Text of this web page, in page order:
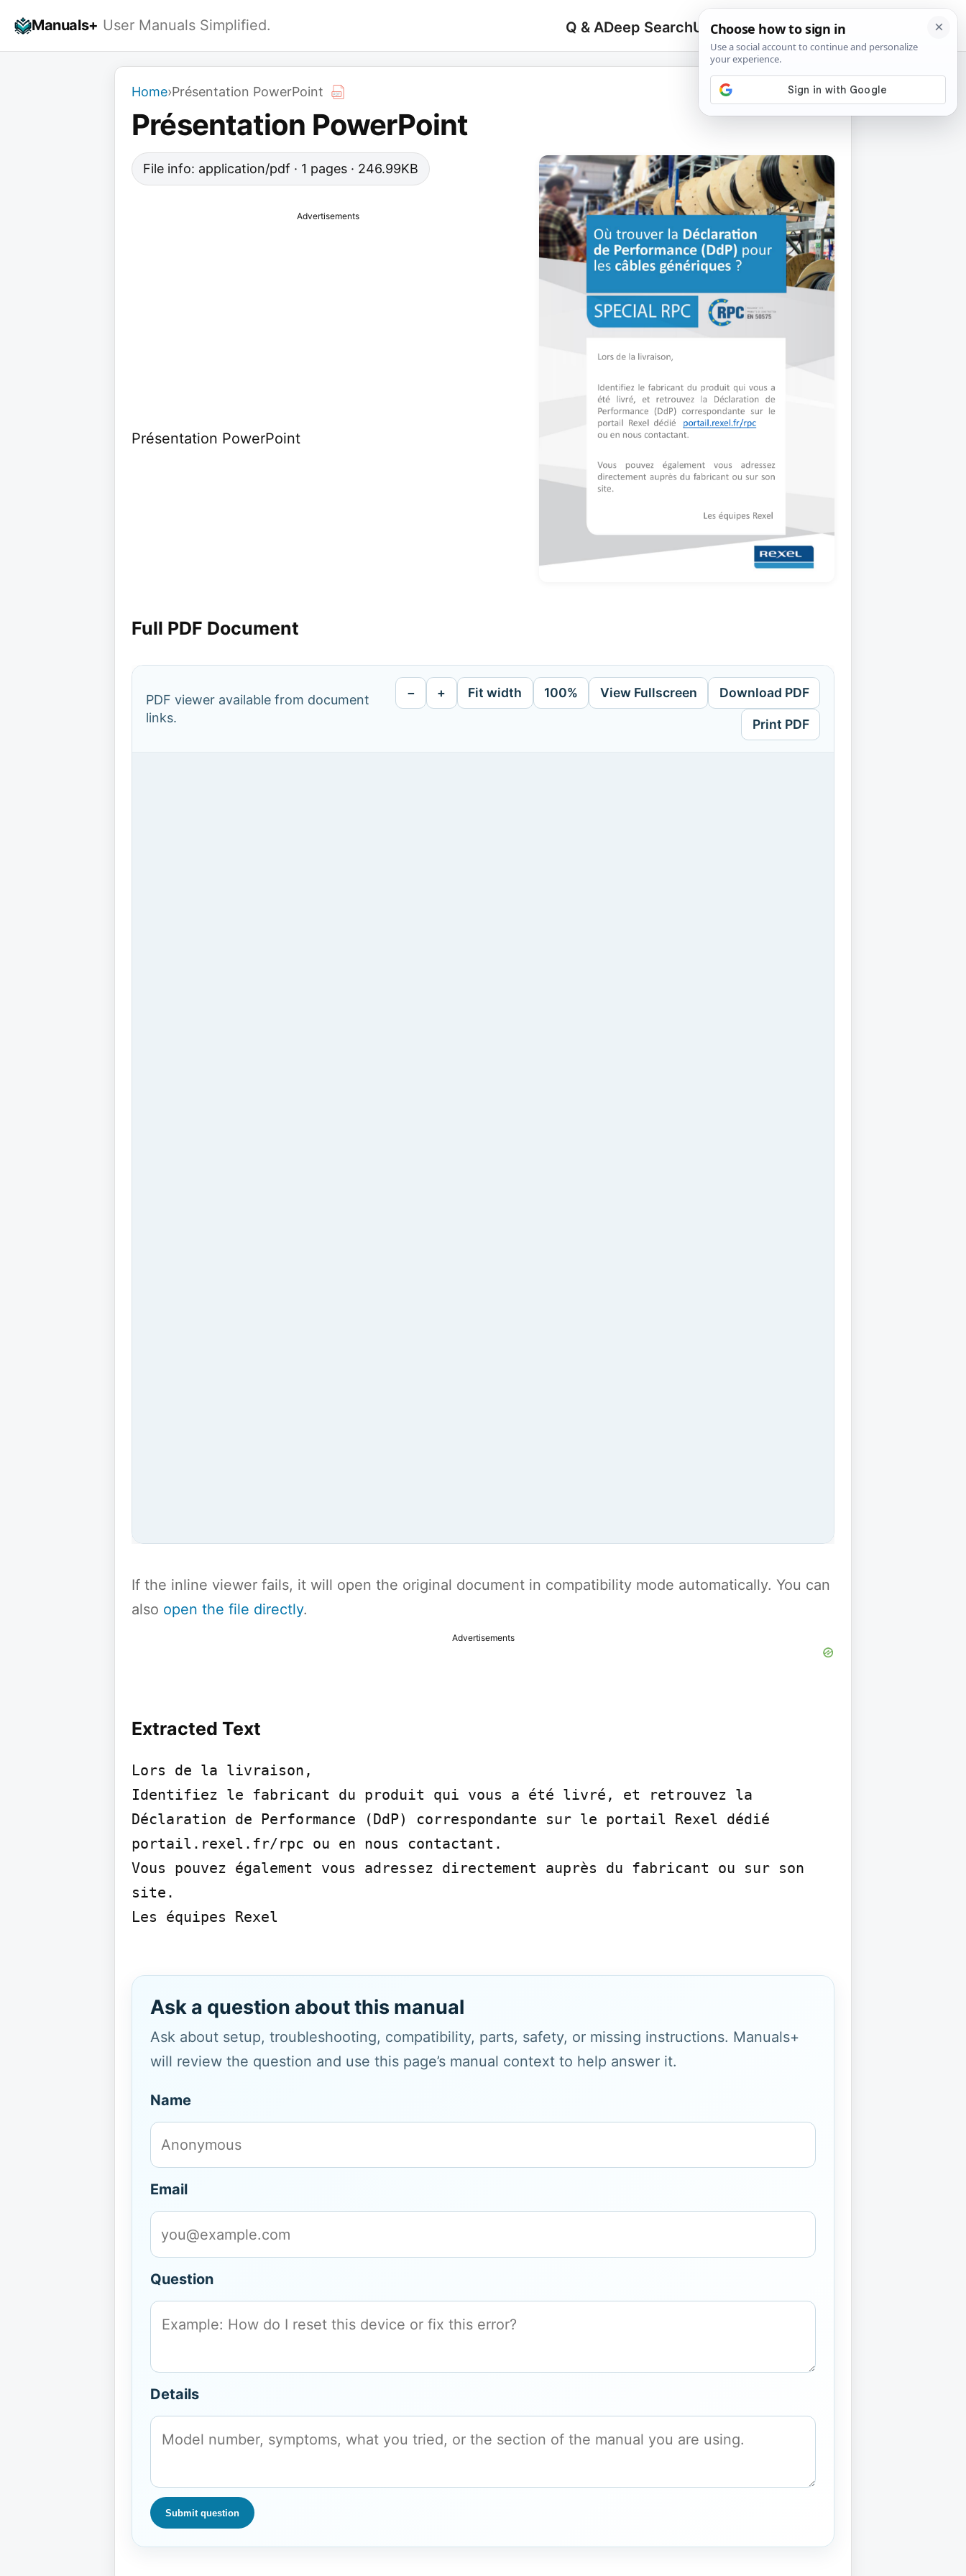
Manuals+ User Manuals Simplified. Q & ADeep SearchUpload
Search
for:
🔍
Home›Présentation PowerPoint
Présentation PowerPoint
File info: application/pdf · 1 pages · 246.99KB
Advertisements
Présentation PowerPoint
Full PDF Document
PDF viewer available from document
links.
− + Fit width 100% View Fullscreen Download PDF
Print PDF
If the inline viewer fails, it will open the original document in compatibility mode automatically. You can
also open the file directly.
Advertisements
Extracted Text
Lors de la livraison,
Identifiez le fabricant du produit qui vous a été livré, et retrouvez la
Déclaration de Performance (DdP) correspondante sur le portail Rexel dédié
portail.rexel.fr/rpc ou en nous contactant.
Vous pouvez également vous adressez directement auprès du fabricant ou sur son
site.
Les équipes Rexel
Ask a question about this manual
Ask about setup, troubleshooting, compatibility, parts, safety, or missing instructions. Manuals+
will review the question and use this page’s manual context to help answer it.
Name
Email
Question
Details
Submit question